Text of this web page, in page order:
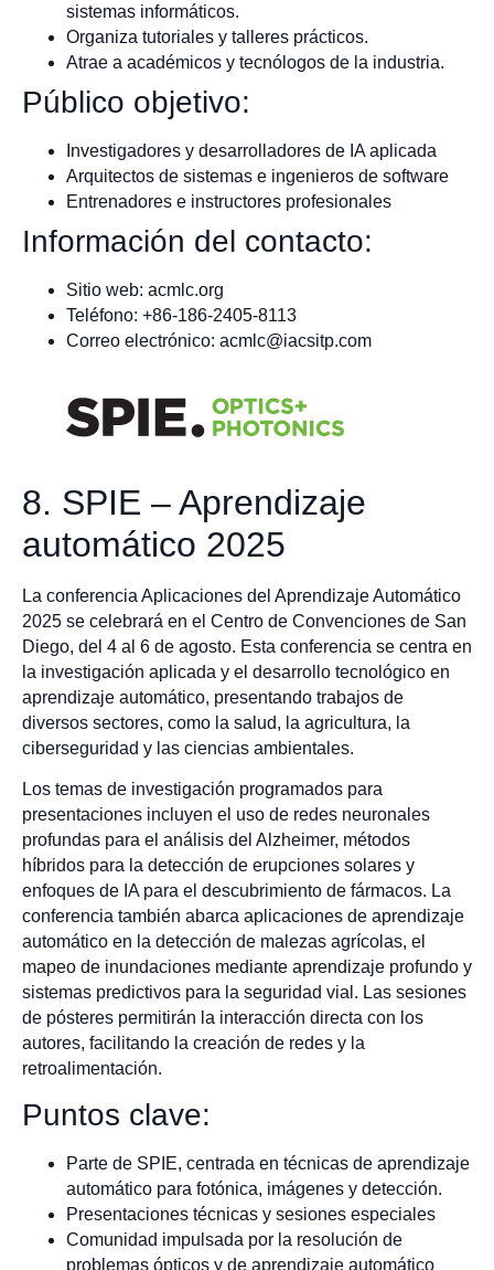
sistemas informáticos.
Organiza tutoriales y talleres prácticos.
Atrae a académicos y tecnólogos de la industria.
Público objetivo:
Investigadores y desarrolladores de IA aplicada
Arquitectos de sistemas e ingenieros de software
Entrenadores e instructores profesionales
Información del contacto:
Sitio web: acmlc.org
Teléfono: +86-186-2405-8113
Correo electrónico: acmlc@iacsitp.com
8. SPIE – Aprendizaje
automático 2025
La conferencia Aplicaciones del Aprendizaje Automático
2025 se celebrará en el Centro de Convenciones de San
Diego, del 4 al 6 de agosto. Esta conferencia se centra en
la investigación aplicada y el desarrollo tecnológico en
aprendizaje automático, presentando trabajos de
diversos sectores, como la salud, la agricultura, la
ciberseguridad y las ciencias ambientales.
Los temas de investigación programados para
presentaciones incluyen el uso de redes neuronales
profundas para el análisis del Alzheimer, métodos
híbridos para la detección de erupciones solares y
enfoques de IA para el descubrimiento de fármacos. La
conferencia también abarca aplicaciones de aprendizaje
automático en la detección de malezas agrícolas, el
mapeo de inundaciones mediante aprendizaje profundo y
sistemas predictivos para la seguridad vial. Las sesiones
de pósteres permitirán la interacción directa con los
autores, facilitando la creación de redes y la
retroalimentación.
Puntos clave:
Parte de SPIE, centrada en técnicas de aprendizaje
automático para fotónica, imágenes y detección.
Presentaciones técnicas y sesiones especiales
Comunidad impulsada por la resolución de
problemas ópticos y de aprendizaje automático